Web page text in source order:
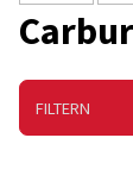
FILTERN